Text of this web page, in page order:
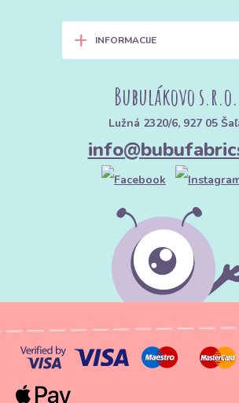
+ INFORMACIJE
Bubulákovo s.r.o.
Lužná 2320/6, 927 05